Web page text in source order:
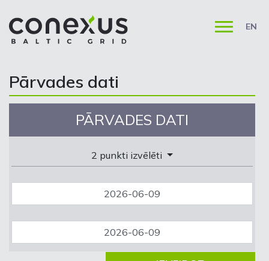
EN
Pārvades dati
PĀRVADES DATI
2 punkti izvēlēti